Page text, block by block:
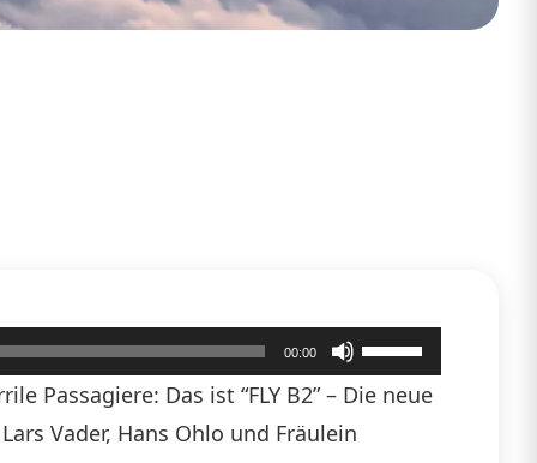
00:00
Pfeiltasten
Hoch/Runter
Passagiere: Das ist “FLY B2” – Die neue
Vader, Hans Ohlo und Fräulein